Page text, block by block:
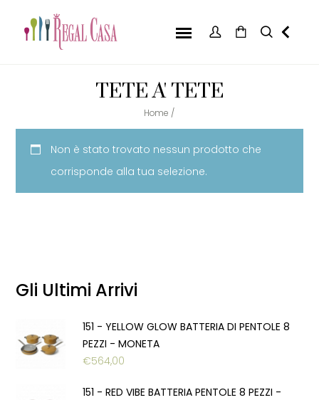
TETE A' TETE
Home /
Non è stato trovato nessun prodotto che
corrisponde alla tua selezione.
Gli Ultimi Arrivi
151 - YELLOW GLOW BATTERIA DI PENTOLE 8
PEZZI - MONETA
€564,00
151 - RED VIBE BATTERIA PENTOLE 8 PEZZI -